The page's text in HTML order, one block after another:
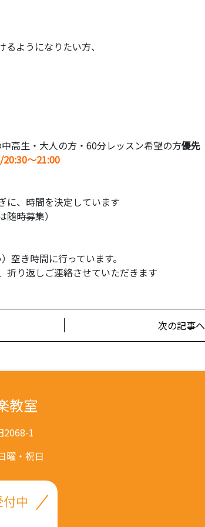
ようになりたい方、
高生・大人の方・60分レッスン希望の方優先
20:30〜21:00
、時間を決定しています
募集）
空き時間に行っています。
折り返しご連絡させていただきます
次の記事へ
教室
2068-1
曜・祝日
中